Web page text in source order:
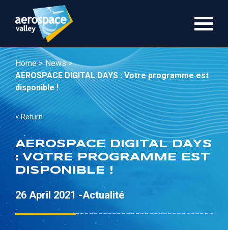
main
Home > News >
AEROSPACE DIGITAL DAYS : Votre programme est
disponible !
< Return
AEROSPACE DIGITAL DAYS
: VOTRE PROGRAMME EST
DISPONIBLE !
26 April 2021 -Actualité